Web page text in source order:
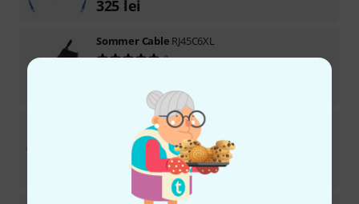
325 lei
Sommer Cable RJ45C6XL
8
Sommer CableVector BNC HDTV DH 5,0m
4
în stoc
lei